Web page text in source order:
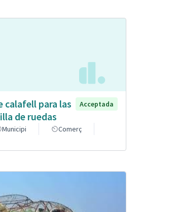
calafell para las
de ruedas
Acceptada
Municipi
Comerç